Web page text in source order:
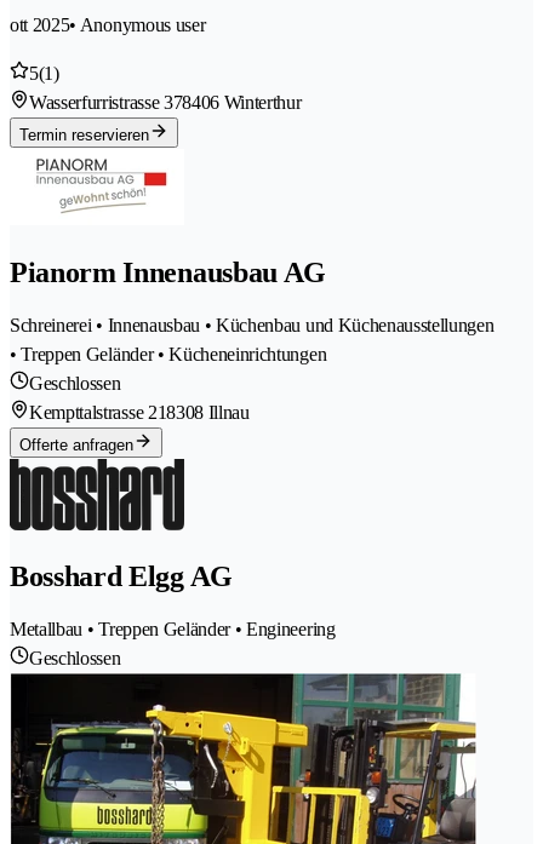
ott 2025• Anonymous user
5(1)
Wasserfurristrasse 378406 Winterthur
Termin reservieren
Pianorm Innenausbau AG
Schreinerei • Innenausbau • Küchenbau und Küchenausstellungen
• Treppen Geländer • Kücheneinrichtungen
Geschlossen
Kempttalstrasse 218308 Illnau
Offerte anfragen
Bosshard Elgg AG
Metallbau • Treppen Geländer • Engineering
Geschlossen